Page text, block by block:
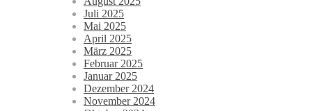
Juli 2025
Mai 2025
April 2025
März 2025
Februar 2025
Januar 2025
Dezember 2024
November 2024